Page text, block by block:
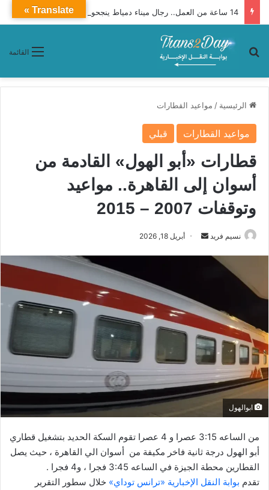
14 ساعة من العمل.. رجال ميناء دمياط ينجحون في تنفيذ مهمة لتعويم وقطر السفينة ENERGOS WINTER
القائمة بحث عن
الرئيسية / مواعيد القطارات
مواعيد القطارات قبلي
قطارات «أبو الهول» القادمة من
أسوان إلى القاهرة.. مواعيد
وتوقفات 2007 – 2015
نسيم فريد
ر
د
ا
إ
ل
ك
و
ن
أبريل 18, 2026
ابوالهول
من الساعه 3:15 عصرا و 4 عصرا تقوم السكة الحديد بتشغيل قطاري
أبو الهول درجة ثانية فاخر مكيفة من أسوان الي القاهرة ، حيث يصل
القطارين محطة الجيزة في الساعه 3:45 فجرا ، و4 فجرا .
تقدم بوابة النقل الإخبارية «ترانس توداي» خلال سطور التقرير
Translate »